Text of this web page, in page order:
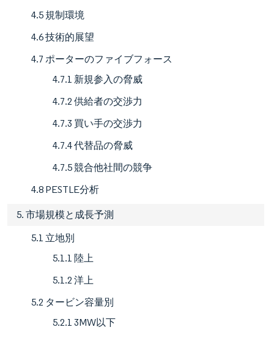
4.5 規制環境
4.6 技術的展望
4.7 ポーターのファイブフォース
4.7.1 新規参入の脅威
4.7.2 供給者の交渉力
4.7.3 買い手の交渉力
4.7.4 代替品の脅威
4.7.5 競合他社間の競争
4.8 PESTLE分析
5. 市場規模と成長予測
5.1 立地別
5.1.1 陸上
5.1.2 洋上
5.2 タービン容量別
5.2.1 3MW以下